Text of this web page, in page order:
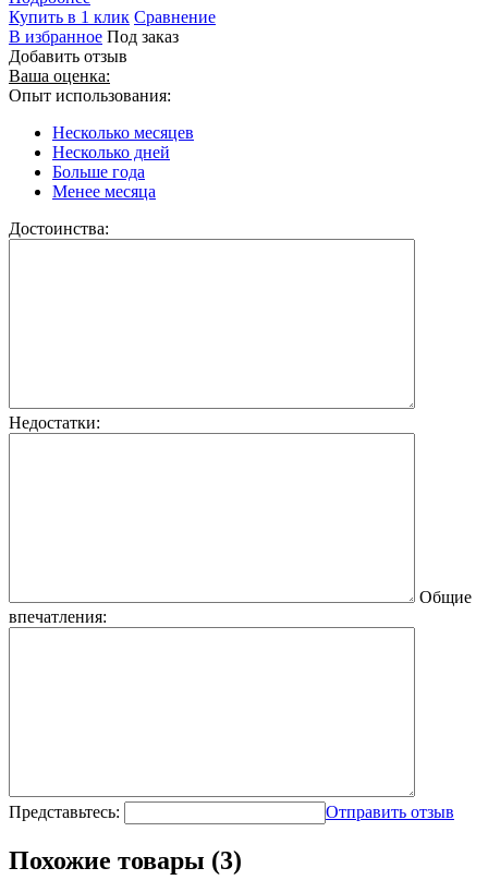
Купить в 1 клик Сравнение
В избранное Под заказ
Добавить отзыв
Ваша оценка:
Опыт использования:
Несколько месяцев
Несколько дней
Больше года
Менее месяца
Достоинства:
Недостатки:
Общие
впечатления:
Представьтесь: Отправить отзыв
Похожие товары (3)